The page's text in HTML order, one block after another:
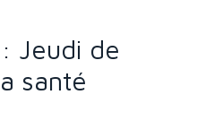
Jeudi de
santé